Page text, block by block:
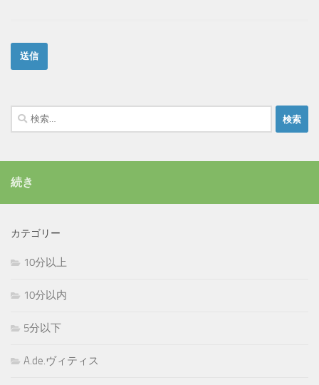
検
索:
続き
カテゴリー
10分以上
10分以内
5分以下
A.de.ヴィティス